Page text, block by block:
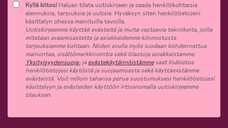
Kyllä kiitos! Haluan tilata uutiskirjeen ja saada henkilökohtaisia
alennuksia, tarjouksia ja uutisia. Hyväksyn siten henkilötietojeni
käsittelyn ohessa mainituilla tavoilla.
Uutiskirjeemme käyttää evästeitä ja muita vastaavia tekniikoita, joilla
mitataan avaamisastetta ja asiakkaidemme kiinnostusta
tarjouksiamme kohtaan. Niiden avulla myös luodaan kohdennettua
mainontaa, sisältömarkkinointia sekä tilastoja asiakkaistamme.
Yksityisyydensuoja-jaevästekäytännöistämmesaat lisätietoa
henkilötietojesi käytöstä ja suojaamisesta sekä käyttämistämme
evästeistä. Voit milloin tahansa perua suostumuksesi henkilötietojesi
käsittelyyn ja evästeiden käyttöön irtisanomalla uutiskirjeemme
tilauksen.